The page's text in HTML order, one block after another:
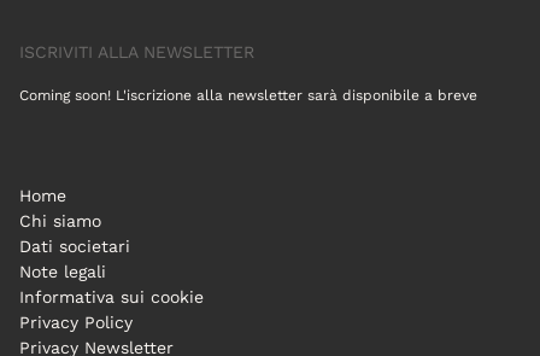
ISCRIVITI ALLA NEWSLETTER
Coming soon! L'iscrizione alla newsletter sarà disponibile a breve
Home
Chi siamo
Dati societari
Note legali
Informativa sui cookie
Privacy Policy
Privacy Newsletter